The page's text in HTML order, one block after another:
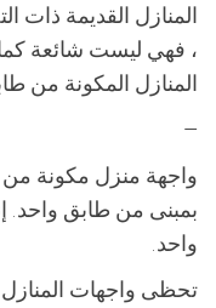
المنازل القديمة ذات
، فهي ليست شائعة
المنازل المكونة من
—
واجهة منزل مكونة
بمبنى من طابق واحد.
واحد.
تحظى واجهات